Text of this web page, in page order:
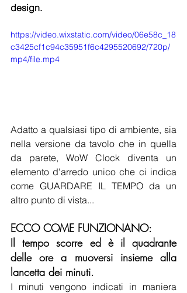
design.
https://video.wixstatic.com/video/06e58c_18
c3425cf1c94c35951f6c4295520692/720p/
mp4/file.mp4
Adatto a qualsiasi tipo di ambiente, sia
nella versione da tavolo che in quella
da parete, WoW Clock diventa un
elemento d'arredo unico che ci indica
come GUARDARE IL TEMPO da un
altro punto di vista...
ECCO COME FUNZIONANO:
Il tempo scorre ed è il quadrante
delle ore a muoversi insieme alla
lancetta dei minuti.
I minuti vengono indicati in maniera